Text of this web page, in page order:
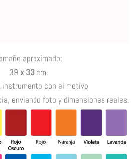
aproximado:
39 x 33cm.
instrumento con el motivo
enviando foto y dimensiones reales.